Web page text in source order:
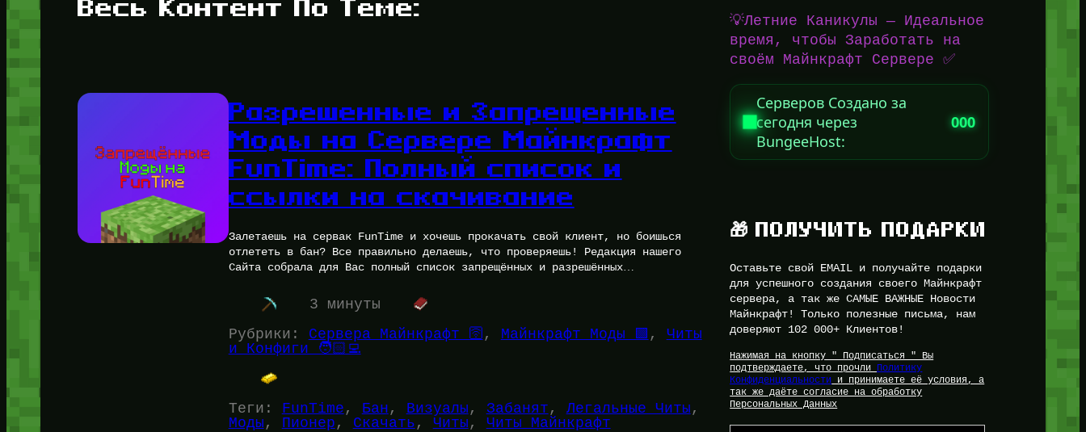
Весь Контент По Теме:
Разрешенные и Запрещенные
Моды на Сервере Майнкрафт
FunTime: Полный список и
ссылки на скачивание
Залетаешь на сервак FunTime и хочешь прокачать свой клиент, но боишься
отлететь в бан? Все правильно делаешь, что проверяешь! Редакция нашего
Сайта собрала для Вас полный список запрещённых и разрешённых…
3 минуты
Рубрики: Сервера Майнкрафт 🛜 , Майнкрафт Моды 🟩 , Читы
и Конфиги 🧑🏻‍💻
Теги: FunTime , Бан , Визуалы , Забанят , Легальные Читы
Моды , Пионер , Скачать , Читы , Читы Майнкрафт
💡Летние Каникулы — Идеальное
время, чтобы Заработать на
своём Майнкрафт Сервере ✅
Серверов Создано за
сегодня через
BungeeHost:
000
🎁 ПОЛУЧИТЬ ПОДАРКИ
Оставьте свой EMAIL и получайте подарки
для успешного создания своего Майнкрафт
сервера, а так же САМЫЕ ВАЖНЫЕ Новости
Майнкрафт! Только полезные письма, нам
доверяют 102 000+ Клиентов!
Нажимая на кнопку " Подписаться " Вы
подтверждаете, что прочли Политику
Конфиденциальности и принимаете её условия, а
так же даёте согласие на обработку
Персональных Данных